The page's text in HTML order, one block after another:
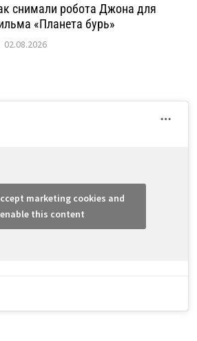
снимали робота Джона для
«Планета бурь»
02.08.2026
marketing cookies and
enable this content